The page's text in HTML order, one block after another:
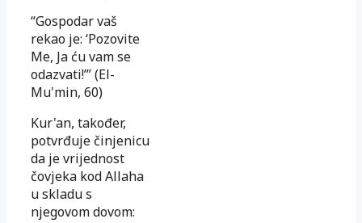
“Gospodar vaš
rekao je: ‘Pozovite
Me, Ja ću vam se
odazvati!’” (El-
Mu'min, 60)
Kur'an, također,
potvrđuje činjenicu
da je vrijednost
čovjeka kod Allaha
u skladu s
njegovom dovom: